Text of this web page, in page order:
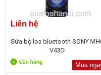
Liên hệ
Sửa bộ loa bluetooth SONY
V43D
Mua